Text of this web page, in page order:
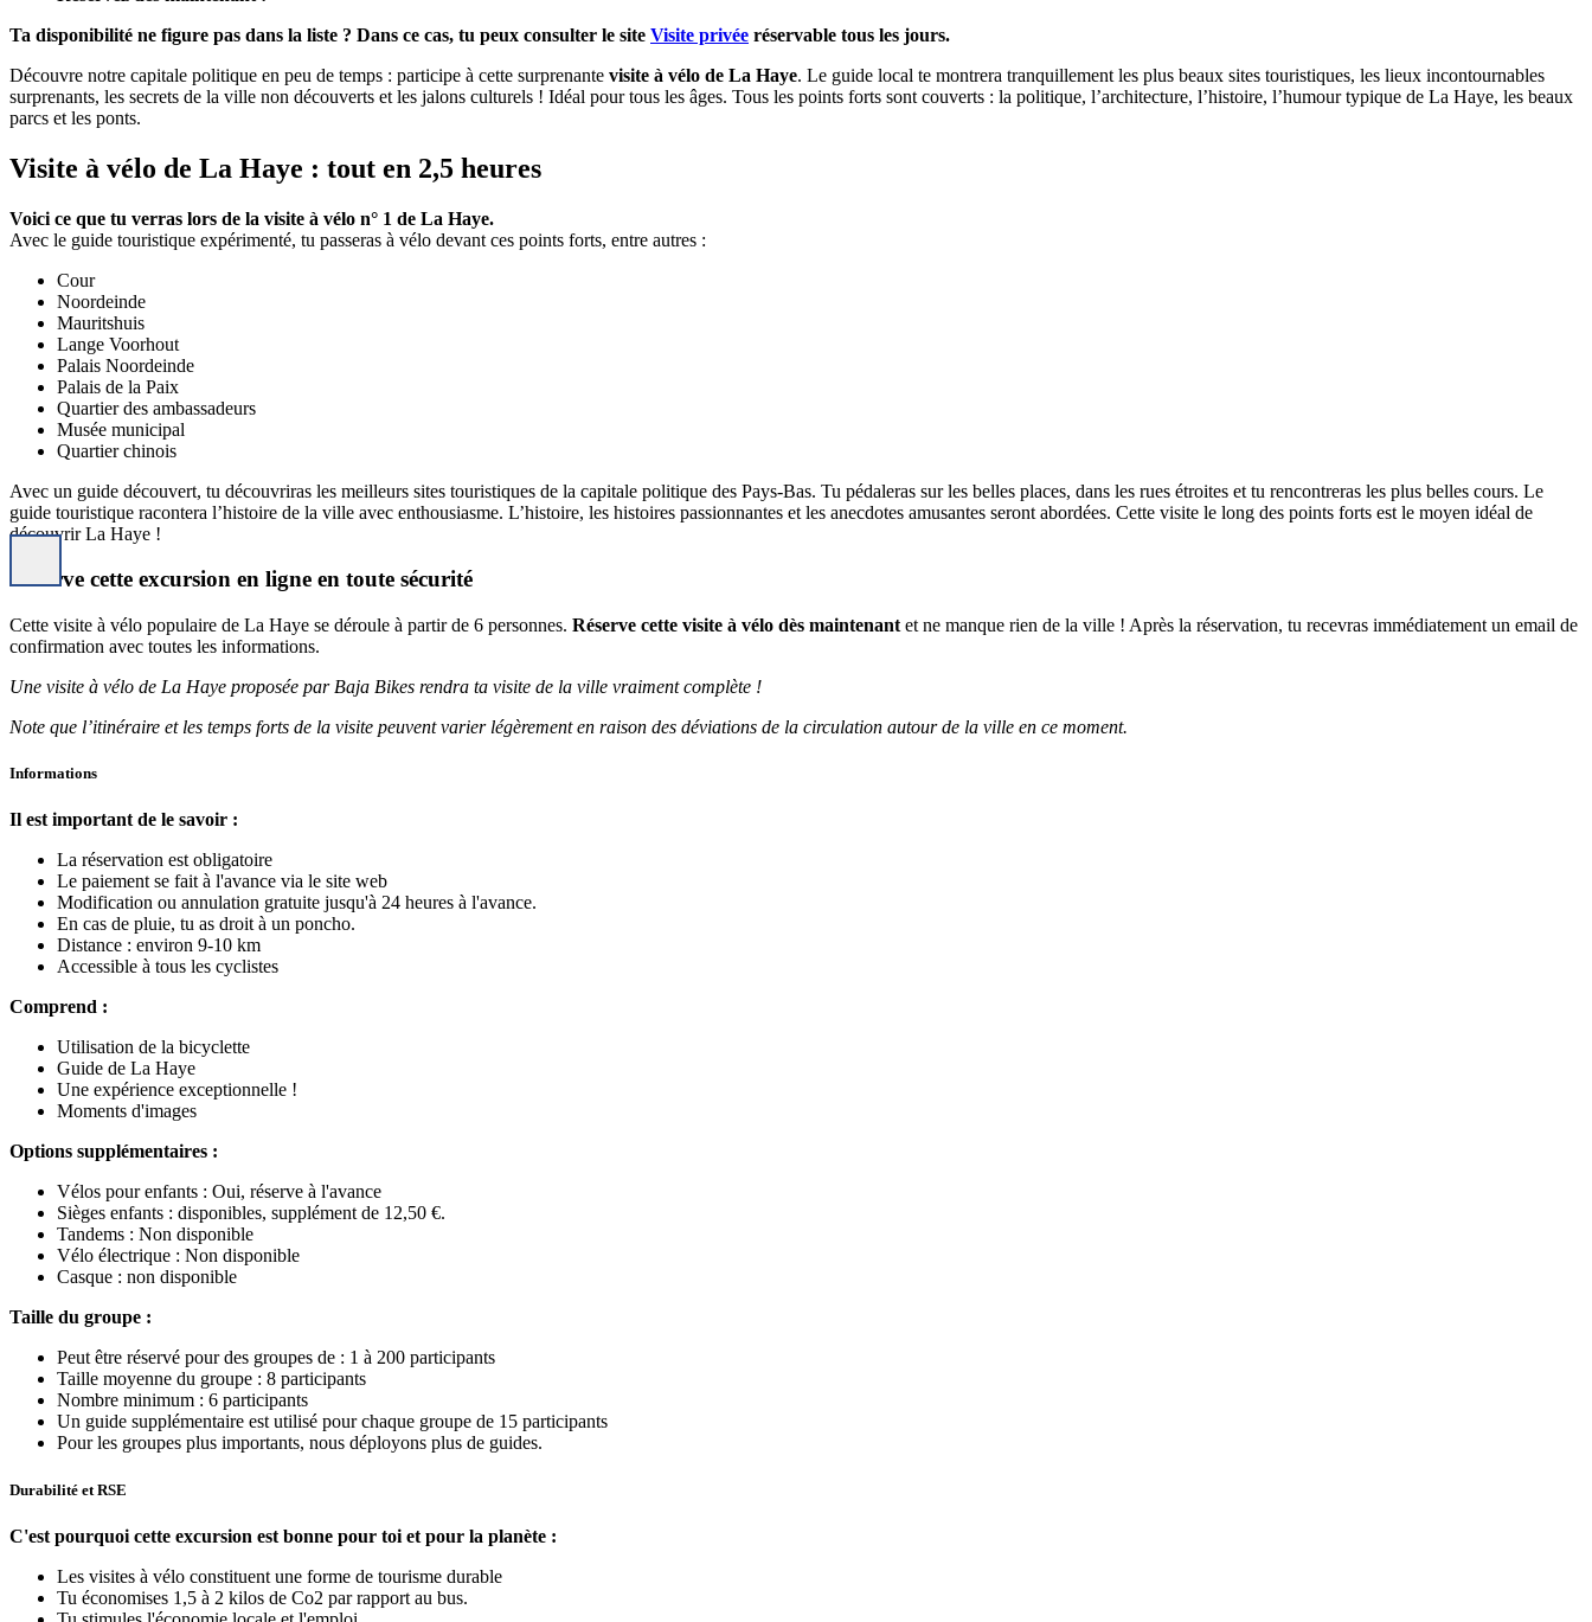
Ta disponibilité ne figure pas dans la liste ? Dans ce cas, tu peux consulter le site Visite privée réservable tous les jours.
Découvre notre capitale politique en peu de temps : participe à cette surprenante visite à vélo de La Haye. Le guide local te montrera tranquillement les plus beaux sites touristiques, les lieux incontournables
surprenants, les secrets de la ville non découverts et les jalons culturels ! Idéal pour tous les âges. Tous les points forts sont couverts : la politique, l’architecture, l’histoire, l’humour typique de La Haye, les beaux
parcs et les ponts.
Visite à vélo de La Haye : tout en 2,5 heures
Voici ce que tu verras lors de la visite à vélo n° 1 de La Haye.
Avec le guide touristique expérimenté, tu passeras à vélo devant ces points forts, entre autres :
Cour
Noordeinde
Mauritshuis
Lange Voorhout
Palais Noordeinde
Palais de la Paix
Quartier des ambassadeurs
Musée municipal
Quartier chinois
Avec un guide découvert, tu découvriras les meilleurs sites touristiques de la capitale politique des Pays-Bas. Tu pédaleras sur les belles places, dans les rues étroites et tu rencontreras les plus belles cours. Le
guide touristique racontera l’histoire de la ville avec enthousiasme. L’histoire, les histoires passionnantes et les anecdotes amusantes seront abordées. Cette visite le long des points forts est le moyen idéal de
découvrir La Haye !
Réserve cette excursion en ligne en toute sécurité
Cette visite à vélo populaire de La Haye se déroule à partir de 6 personnes. Réserve cette visite à vélo dès maintenant et ne manque rien de la ville ! Après la réservation, tu recevras immédiatement un email de
confirmation avec toutes les informations.
Une visite à vélo de La Haye proposée par Baja Bikes rendra ta visite de la ville vraiment complète !
Note que l’itinéraire et les temps forts de la visite peuvent varier légèrement en raison des déviations de la circulation autour de la ville en ce moment.
Informations
Il est important de le savoir :
La réservation est obligatoire
Le paiement se fait à l'avance via le site web
Modification ou annulation gratuite jusqu'à 24 heures à l'avance.
En cas de pluie, tu as droit à un poncho.
Distance : environ 9-10 km
Accessible à tous les cyclistes
Comprend :
Utilisation de la bicyclette
Guide de La Haye
Une expérience exceptionnelle !
Moments d'images
Options supplémentaires :
Vélos pour enfants : Oui, réserve à l'avance
Sièges enfants : disponibles, supplément de 12,50 €.
Tandems : Non disponible
Vélo électrique : Non disponible
Casque : non disponible
Taille du groupe :
Peut être réservé pour des groupes de : 1 à 200 participants
Taille moyenne du groupe : 8 participants
Nombre minimum : 6 participants
Un guide supplémentaire est utilisé pour chaque groupe de 15 participants
Pour les groupes plus importants, nous déployons plus de guides.
Durabilité et RSE
C'est pourquoi cette excursion est bonne pour toi et pour la planète :
Les visites à vélo constituent une forme de tourisme durable
Tu économises 1,5 à 2 kilos de Co2 par rapport au bus.